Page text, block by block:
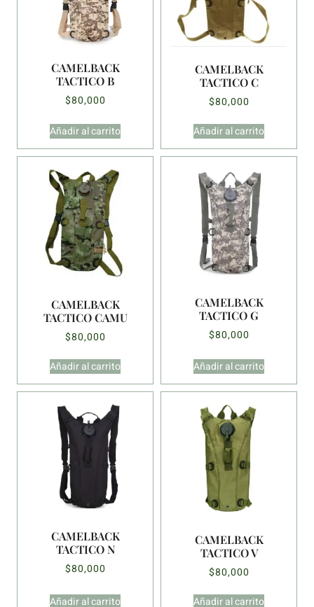
CAMELBACK
TACTICO B
$80,000
Añadir al carrito
CAMELBACK
TACTICO C
$80,000
Añadir al carrito
CAMELBACK
TACTICO CAMU
$80,000
Añadir al carrito
CAMELBACK
TACTICO G
$80,000
Añadir al carrito
CAMELBACK
TACTICO N
$80,000
Añadir al carrito
CAMELBACK
TACTICO V
$80,000
Añadir al carrito